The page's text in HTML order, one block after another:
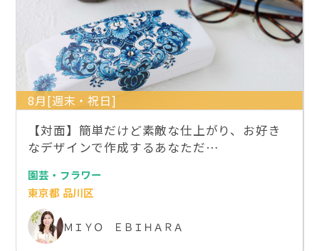
8月[週末・祝日]
【対面】簡単だけど素敵な仕上がり、お好き
なデザインで作成するあなただ…
園芸・フラワー
東京都 品川区
ＭＩＹＯ ＥＢＩＨＡＲＡ